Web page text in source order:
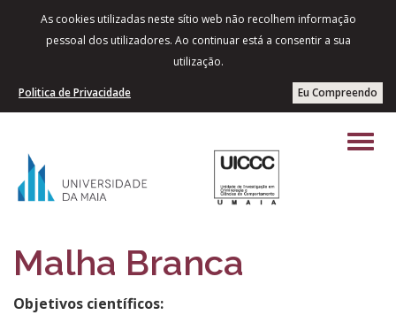
As cookies utilizadas neste sítio web não recolhem informação
pessoal dos utilizadores. Ao continuar está a consentir a sua
utilização.
Eu Compreendo
Politica de Privacidade
Malha Branca
Objetivos científicos: